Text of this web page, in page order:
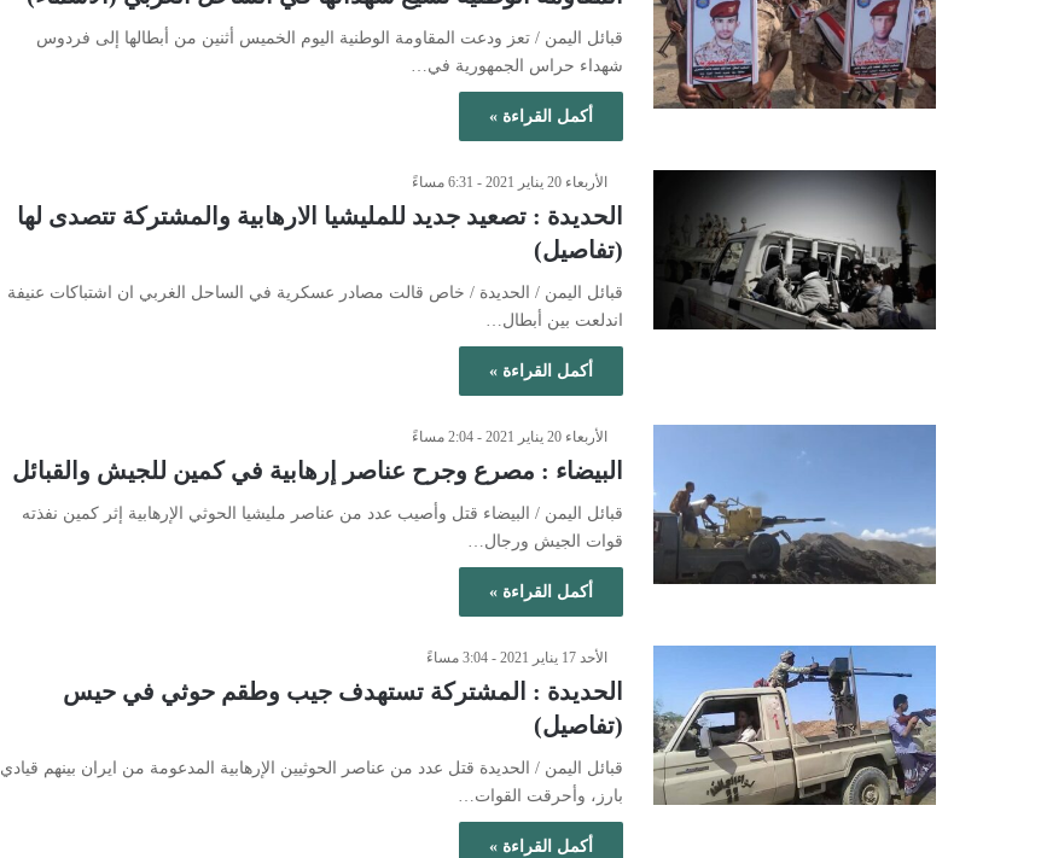
قبائل اليمن / تعز ودعت المقاومة الوطنية اليوم الخميس أثنين من أبطالها إلى فردوس
شهداء حراس الجمهورية في…
أكمل القراءة »
الأربعاء 20 يناير 2021 - 6:31 مساءً
الحديدة : تصعيد جديد للمليشيا الارهابية والمشتركة تتصدى لها
(تفاصيل)
قبائل اليمن / الحديدة / خاص قالت مصادر عسكرية في الساحل الغربي ان اشتباكات عنيفة
اندلعت بين أبطال…
أكمل القراءة »
الأربعاء 20 يناير 2021 - 2:04 مساءً
البيضاء : مصرع وجرح عناصر إرهابية في كمين للجيش والقبائل
قبائل اليمن / البيضاء قتل وأصيب عدد من عناصر مليشيا الحوثي الإرهابية إثر كمين نفذته
قوات الجيش ورجال…
أكمل القراءة »
الأحد 17 يناير 2021 - 3:04 مساءً
الحديدة : المشتركة تستهدف جيب وطقم حوثي في حيس
(تفاصيل)
قبائل اليمن / الحديدة قتل عدد من عناصر الحوثيين الإرهابية المدعومة من ايران بينهم قيادي
بارز، وأحرقت القوات…
أكمل القراءة »